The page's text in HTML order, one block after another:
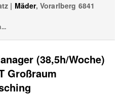
aktiv mitgestalten?
| Mäder, Vorarlberg 6841
(38,5h/Woche)
Großraum